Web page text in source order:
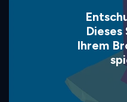
Dieses
Ihrem